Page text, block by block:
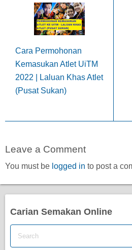
Cara Permohonan
Kemasukan Atlet UiTM
2022 | Laluan Khas Atlet
(Pusat Sukan)
Leave a Comment
You must be logged in to post a
Carian Semakan Online